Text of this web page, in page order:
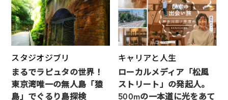
スタジオジブリ
まるでラピュタの世界！
東京湾唯一の無人島「猿
島」でぐるり島探検
キャリアと人生
ローカルメディア「松風
ストリート」の発起人。
500mの一本道に光をあて